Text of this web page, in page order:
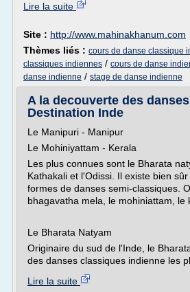
Lire la suite
Site : http://www.mahinakhanum.com
Thèmes liés : cours de danse classique
classiques indiennes / cours de danse
danse indienne / stage de danse indienne
A la decouverte des
Destination Inde
Le Manipuri - Manipur
Le Mohiniyattam - Kerala
Les plus connues sont le Bharata
Kathakali et l'Odissi. Il existe bien
formes de danses semi-classiques.
bhagavatha mela, le mohiniattam, le
Le Bharata Natyam
Originaire du sud de l'Inde, le
des danses classiques indienne les
Lire la suite